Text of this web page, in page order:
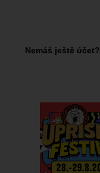
Nemáš ještě účet?